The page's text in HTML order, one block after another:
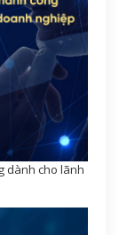
dành cho lãnh